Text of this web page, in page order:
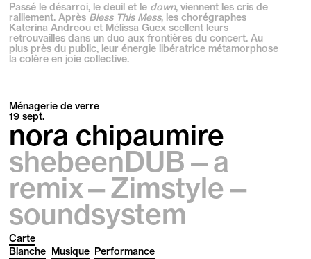
Passé le désarroi, le deuil et le down, viennent les cris de
ralliement. Après Bless This Mess, les chorégraphes
Katerina Andreou et Mélissa Guex scellent leurs
retrouvailles dans un duo aux frontières du concert. Au
plus près du public, leur énergie libératrice métamorphose
la colère en joie collective.
Ménagerie de verre
19sept.
nora chipaumire
shebeenDUB—a
remix—Zimstyle—
soundsystem
Carte
Blanche Musique Performance